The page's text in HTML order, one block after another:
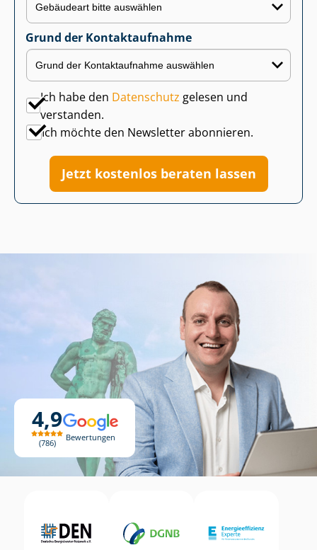
4,9
786
Bewertungen
Grund der Kontaktaufnahme
Ich habe den Datenschutz gelesen und
verstanden.
Ich möchte den Newsletter abonnieren.
Jetzt kostenlos beraten lassen